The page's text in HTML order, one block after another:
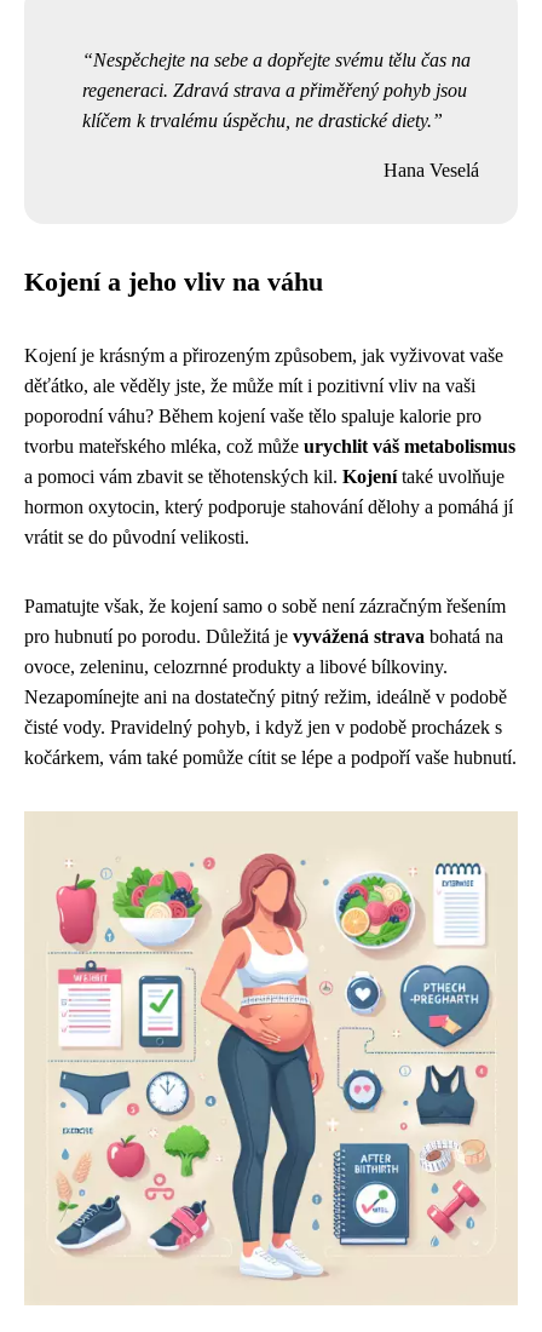
Nespěchejte na sebe a dopřejte svému tělu čas na
regeneraci. Zdravá strava a přiměřený pohyb jsou
klíčem k trvalému úspěchu, ne drastické diety.
Hana Veselá
Kojení a jeho vliv na váhu
Kojení je krásným a přirozeným způsobem, jak vyživovat vaše
děťátko, ale věděly jste, že může mít i pozitivní vliv na vaši
poporodní váhu? Během kojení vaše tělo spaluje kalorie pro
tvorbu mateřského mléka, což může urychlit váš metabolismus
a pomoci vám zbavit se těhotenských kil. Kojenítaké uvolňuje
hormon oxytocin, který podporuje stahování dělohy a pomáhá jí
vrátit se do původní velikosti.
Pamatujte však, že kojení samo o sobě není zázračným řešením
pro hubnutí po porodu. Důležitá je vyvážená strava bohatá na
ovoce, zeleninu, celozrnné produkty a libové bílkoviny.
Nezapomínejte ani na dostatečný pitný režim, ideálně v podobě
čisté vody. Pravidelný pohyb, i když jen v podobě procházek s
kočárkem, vám také pomůže cítit se lépe a podpoří vaše hubnutí.